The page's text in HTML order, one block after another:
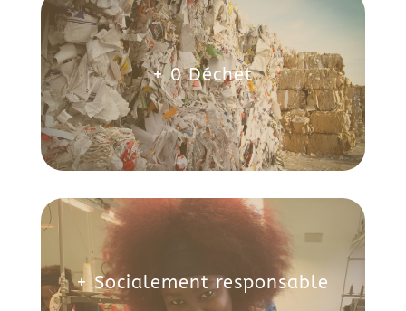
+ 0 Déchet
+ Socialement responsable